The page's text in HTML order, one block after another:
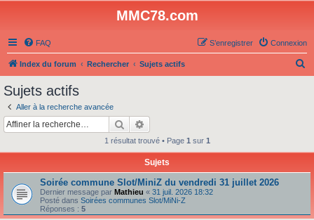
MMC78.com
FAQ Connexion
S’enregistrer
Index du forum Rechercher Sujets actifs
r
Sujets actifs
Aller à la recherche avancée
Rechercher
1 résultat trouvé • Page 1 sur 1
Sujets
Soirée commune Slot/MiniZ du vendredi 31 juillet 2026
Dernier message par Mathieu « 31 juil. 2026 18:32
Posté dans Soirées communes Slot/MiNi-Z
Réponses : 5